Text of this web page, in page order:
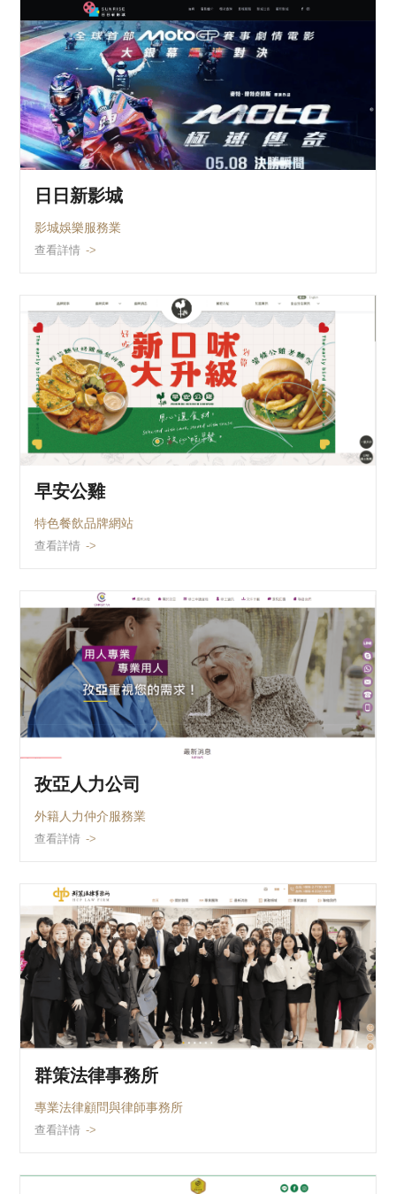
日日新影城
影城娛樂服務業
查看詳情
早安公雞
特色餐飲品牌網站
查看詳情
孜亞人力公司
​外籍人力仲介服務業
查看詳情
群策法律事務所
專業法律顧問與律師事務所
查看詳情